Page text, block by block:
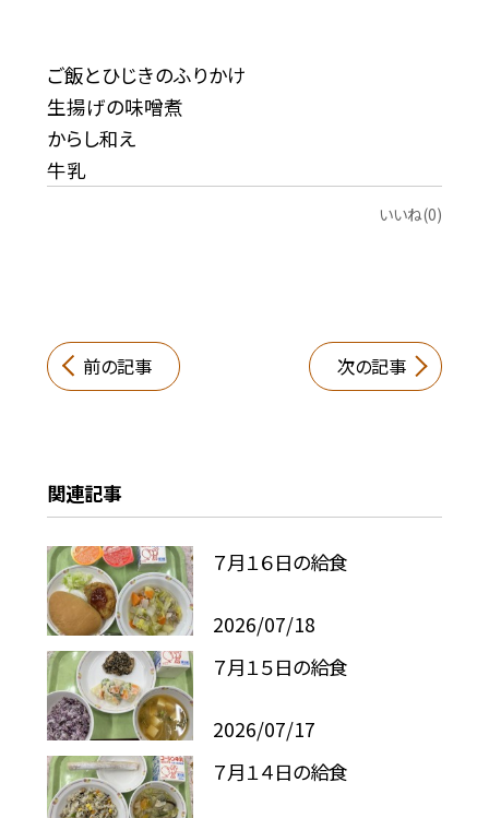
ご飯とひじきのふりかけ
生揚げの味噌煮
からし和え
牛乳
いいね(0)
前の記事 次の記事
関連記事
７月１６日の給食
2026/07/18
７月１５日の給食
2026/07/17
７月１４日の給食